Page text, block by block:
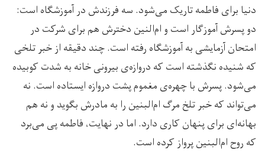
دنیا برای فاطمه تاریک می‌شود. سه فرزندش در آموزشگاه است:
دو پسرش آموزگار است و ام‌النین دخترش هم برای شرکت در
امتحان آزمایشی به آموزشگاه رفته است. چند دقیقه از خبر تلخی
که شنیده نگذشته است که دروازه‌ی بیرونی خانه به شدت کوبیده
می‌شود. پسرش با چهره‌ی مغموم پشت دروازه ایستاده است. نه
می‌تواند که خبر تلخ مرگ ام‌البنین را به مادرش بگوید و نه هم
بهانه‌ا‌ی برای پنهان کاری دارد. اما در نهایت، فاطمه پی می‌برد
که روح ام‌البنین پرواز کرده است.